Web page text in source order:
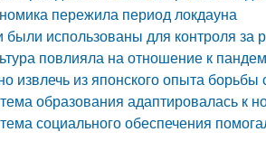
пережила период локдауна
были использованы для контроля за
повлияла на отношение к
извлечь из японского опыта борьбы
образования адаптировалась к
социального обеспечения